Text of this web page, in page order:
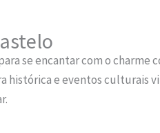
se encantar com o charme
e eventos culturais